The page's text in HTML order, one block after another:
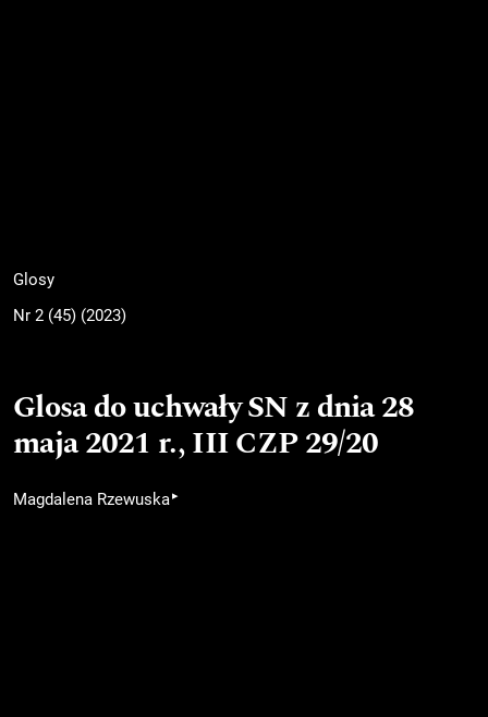
Glosy
Nr 2 (45) (2023)
Glosa do uchwały SN z dnia 28
maja 2021 r., III CZP 29/20
Magdalena Rzewuska▸